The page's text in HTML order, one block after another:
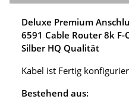
Deluxe Premium
6591 Cable Router 8k
Silber HQ Qualität
Kabel ist Fertig
Bestehend aus: